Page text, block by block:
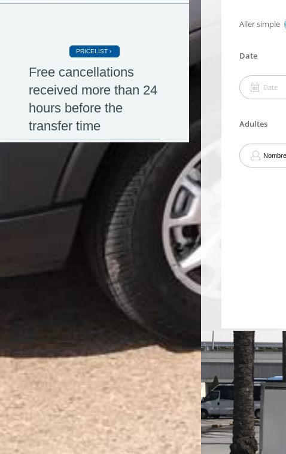
PRICELIST
Free cancellations
received more than 24
hours before the
transfer time